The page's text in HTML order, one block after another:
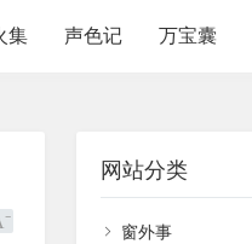
集 声色记 万宝囊
网站分类
窗外事